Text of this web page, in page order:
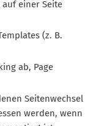
auf einer Seite
(z. B.
ab, Page
Seitenwechsel
werden, wenn